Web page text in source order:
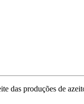
das produções de